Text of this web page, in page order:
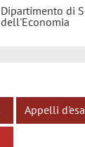
Dipartimento di
dell'Economia
Appelli